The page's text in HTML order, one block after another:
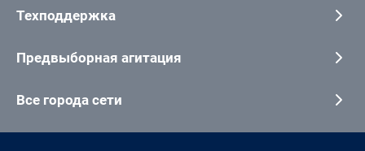
Техподдержка
Предвыборная агитация
Все города сети